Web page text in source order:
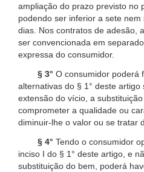
ampliação do prazo previsto no
podendo ser inferior a sete
dias. Nos contratos de adesão,
ser convencionada em
expressa do consumidor.
§ 3° O consumidor poderá
alternativas do § 1° deste
extensão do vício, a
comprometer a qualidade ou
diminuir-lhe o valor ou se tratar
§ 4° Tendo o consumidor
inciso I do § 1° deste artigo, e
substituição do bem, poderá